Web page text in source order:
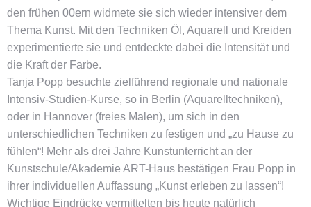
den frühen 00ern widmete sie sich wieder intensiver dem
Thema Kunst. Mit den Techniken Öl, Aquarell und Kreiden
experimentierte sie und entdeckte dabei die Intensität und
die Kraft der Farbe.
Tanja Popp besuchte zielführend regionale und nationale
Intensiv-Studien-Kurse, so in Berlin (Aquarelltechniken),
oder in Hannover (freies Malen), um sich in den
unterschiedlichen Techniken zu festigen und „zu Hause zu
fühlen“! Mehr als drei Jahre Kunstunterricht an der
Kunstschule/Akademie ART-Haus bestätigen Frau Popp in
ihrer individuellen Auffassung „Kunst erleben zu lassen“!
Wichtige Eindrücke vermittelten bis heute natürlich